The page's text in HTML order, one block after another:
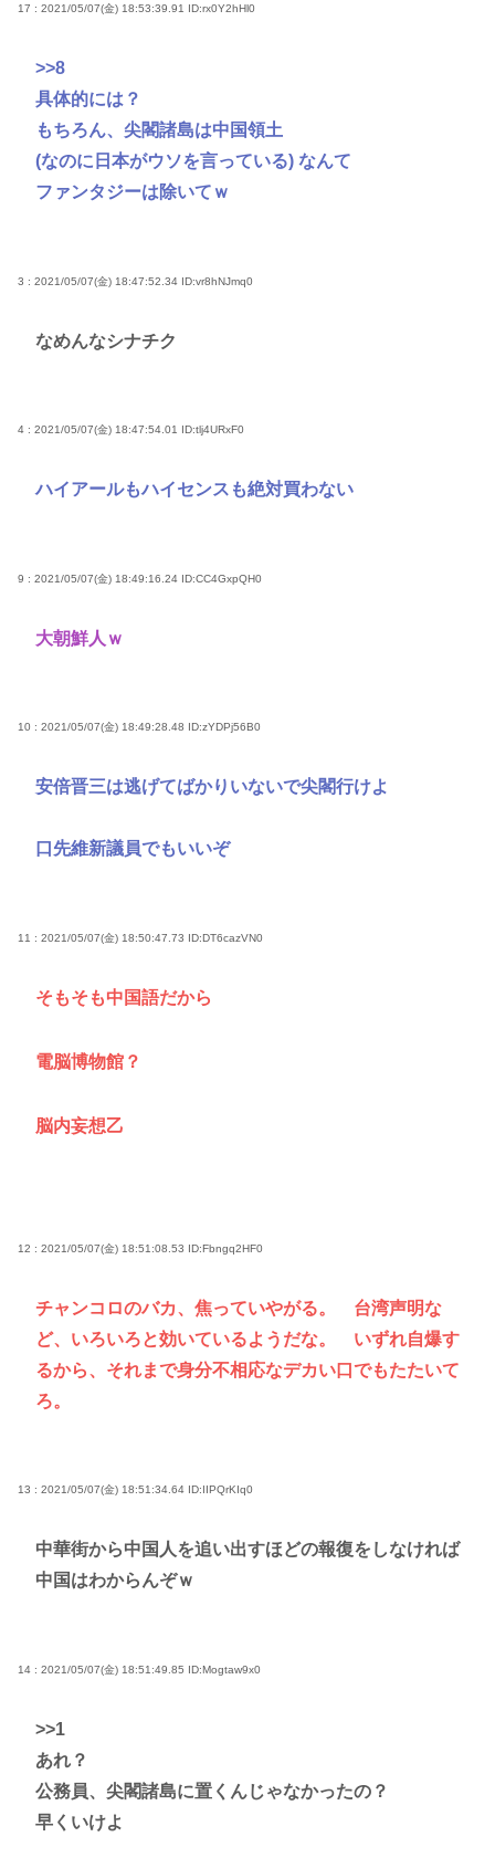
17 : 2021/05/07(金) 18:53:39.91 ID:rx0Y2hHl0
>>8
具体的には？
もちろん、尖閣諸島は中国領土
(なのに日本がウソを言っている) なんて
ファンタジーは除いてｗ
3 : 2021/05/07(金) 18:47:52.34 ID:vr8hNJmq0
なめんなシナチク
4 : 2021/05/07(金) 18:47:54.01 ID:tlj4URxF0
ハイアールもハイセンスも絶対買わない
9 : 2021/05/07(金) 18:49:16.24 ID:CC4GxpQH0
大朝鮮人ｗ
10 : 2021/05/07(金) 18:49:28.48 ID:zYDPj56B0
安倍晋三は逃げてばかりいないで尖閣行けよ
口先維新議員でもいいぞ
11 : 2021/05/07(金) 18:50:47.73 ID:DT6cazVN0
そもそも中国語だから
電脳博物館？
脳内妄想乙
12 : 2021/05/07(金) 18:51:08.53 ID:Fbngq2HF0
チャンコロのバカ、焦っていやがる。 台湾声明な
ど、いろいろと効いているようだな。 いずれ自爆す
るから、それまで身分不相応なデカい口でもたたいて
ろ。
13 : 2021/05/07(金) 18:51:34.64 ID:IIPQrKIq0
中華街から中国人を追い出すほどの報復をしなければ
中国はわからんぞｗ
14 : 2021/05/07(金) 18:51:49.85 ID:Mogtaw9x0
>>1
あれ？
公務員、尖閣諸島に置くんじゃなかったの？
早くいけよ